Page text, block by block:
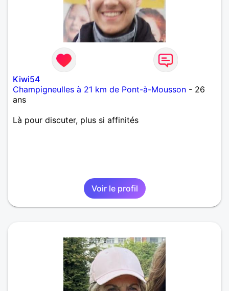
Kiwi54
Champigneulles à 21 km de Pont-à-Mousson - 26
ans
Là pour discuter, plus si affinités
Voir le profil